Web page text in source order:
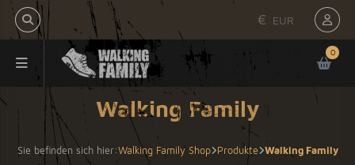
€ EUR
0
Walking Family
Sie befinden sich hier:Walking Family Shop Produkte Walking Family